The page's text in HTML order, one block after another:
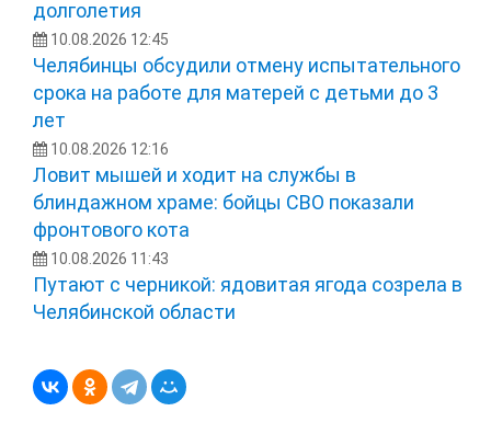
долголетия
10.08.2026 12:45
Челябинцы обсудили отмену испытательного
срока на работе для матерей с детьми до 3
лет
10.08.2026 12:16
Ловит мышей и ходит на службы в
блиндажном храме: бойцы СВО показали
фронтового кота
10.08.2026 11:43
Путают с черникой: ядовитая ягода созрела в
Челябинской области